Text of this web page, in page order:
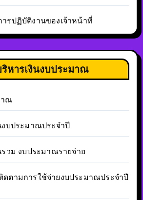
รปฏิบัติงานของเจ้าหน้าที่
หารเงินงบประมาณ
ณ
งบประมาณประจำปี
รวม งบประมาณรายจ่าย
ดตามการใช้จ่ายงบประมาณประจำปี